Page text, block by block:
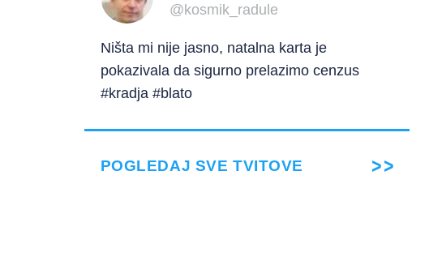
@kosmik_radule
Ništa mi nije jasno, natalna karta je
pokazivala da sigurno prelazimo cenzus
#kradja #blato
POGLEDAJ SVE TVITOVE